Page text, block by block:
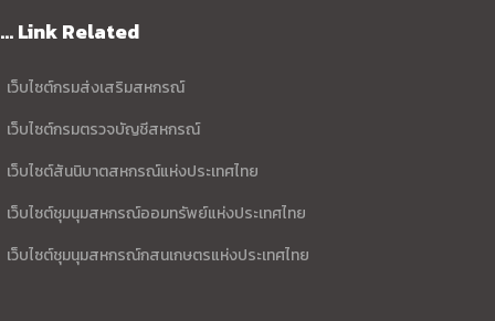
... Link Related
เว็บไซต์กรมส่งเสริมสหกรณ์
เว็บไซต์กรมตรวจบัญชีสหกรณ์
เว็บไซต์สันนิบาตสหกรณ์แห่งประเทศไทย
เว็บไซต์ชุมนุมสหกรณ์ออมทรัพย์แห่งประเทศไทย
เว็บไซต์ชุมนุมสหกรณ์กสนเกษตรแห่งประเทศไทย